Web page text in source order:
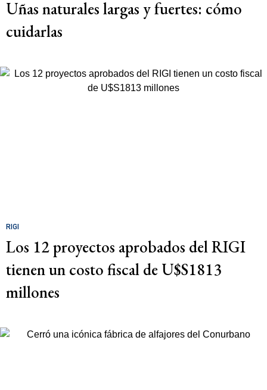
Uñas naturales largas y fuertes: cómo
cuidarlas
RIGI
Los 12 proyectos aprobados del RIGI
tienen un costo fiscal de U$S1813
millones